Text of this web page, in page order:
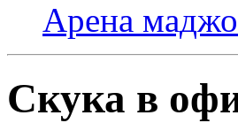
Арена
Скука в